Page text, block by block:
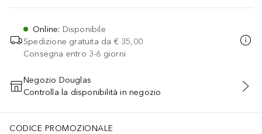
Online: Disponibile
Spedizione gratuita da € 35,00
Consegna entro 3-6 giorni
AGGIUNGI AL CARRELLO
Negozio Douglas
Controlla la disponibilità in negozio
CODICE PROMOZIONALE